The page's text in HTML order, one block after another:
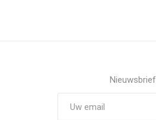
Nieuwsbrief